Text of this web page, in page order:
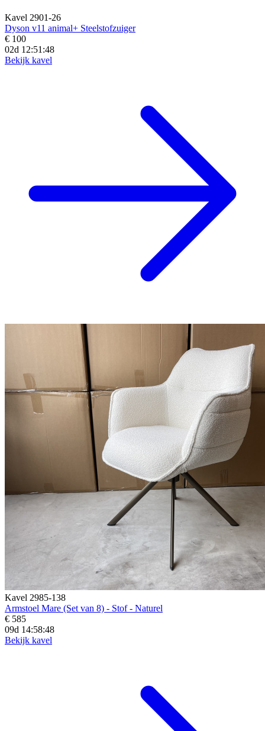
Kavel 2901-26
Dyson v11 animal+ Steelstofzuiger
€ 100
02d 12:51:47
Bekijk kavel
Kavel 2985-138
Armstoel Mare (Set van 8) - Stof - Naturel
€ 585
09d 14:58:47
Bekijk kavel